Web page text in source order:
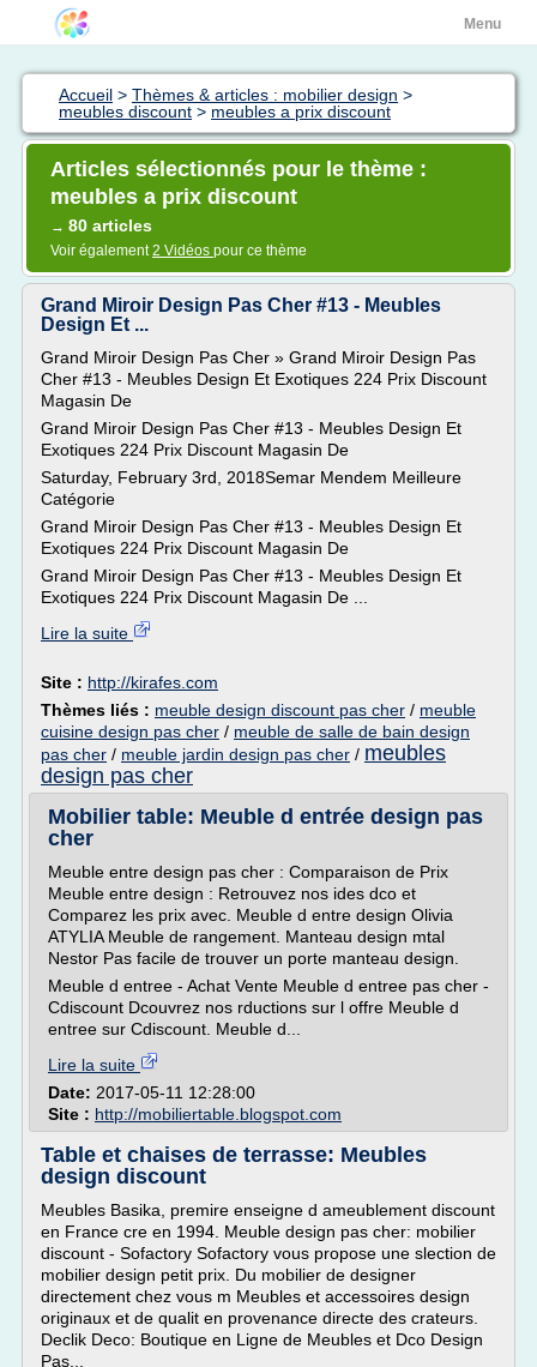
Menu
Accueil > Thèmes & articles : mobilier design >
meubles discount > meubles a prix discount
Articles sélectionnés pour le thème :
meubles a prix discount
→ 80 articles
Voir également2 Vidéos pour ce thème
Grand Miroir Design Pas Cher #13 - Meubles
Design Et ...
Grand Miroir Design Pas Cher » Grand Miroir Design Pas
Cher #13 - Meubles Design Et Exotiques 224 Prix Discount
Magasin De
Grand Miroir Design Pas Cher #13 - Meubles Design Et
Exotiques 224 Prix Discount Magasin De
Saturday, February 3rd, 2018Semar Mendem Meilleure
Catégorie
Grand Miroir Design Pas Cher #13 - Meubles Design Et
Exotiques 224 Prix Discount Magasin De
Grand Miroir Design Pas Cher #13 - Meubles Design Et
Exotiques 224 Prix Discount Magasin De ...
Lire la suite
Site : http://kirafes.com
Thèmes liés : meuble design discount pas cher / meuble
cuisine design pas cher / meuble de salle de bain design
pas cher / meuble jardin design pas cher / meubles
design pas cher
Mobilier table: Meuble d entrée design pas
cher
Meuble entre design pas cher : Comparaison de Prix
Meuble entre design : Retrouvez nos ides dco et
Comparez les prix avec. Meuble d entre design Olivia
ATYLIA Meuble de rangement. Manteau design mtal
Nestor Pas facile de trouver un porte manteau design.
Meuble d entree - Achat Vente Meuble d entree pas cher -
Cdiscount Dcouvrez nos rductions sur l offre Meuble d
entree sur Cdiscount. Meuble d...
Lire la suite
Date: 2017-05-11 12:28:00
Site : http://mobiliertable.blogspot.com
Table et chaises de terrasse: Meubles
design discount
Meubles Basika, premire enseigne d ameublement discount
en France cre en 1994. Meuble design pas cher: mobilier
discount - Sofactory Sofactory vous propose une slection de
mobilier design petit prix. Du mobilier de designer
directement chez vous m Meubles et accessoires design
originaux et de qualit en provenance directe des crateurs.
Declik Deco: Boutique en Ligne de Meubles et Dco Design
Pas...